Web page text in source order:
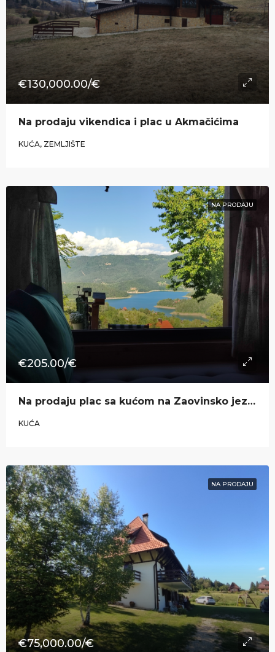
€130,000.00/€
Na prodaju vikendica i plac u Akmačićima
KUĆA, ZEMLJIŠTE
NA PRODAJU
€205.00/€
Na prodaju plac sa kućom na Zaovinsko jezeru u naselju Nova Vežanja
KUĆA
NA PRODAJU
€75,000.00/€